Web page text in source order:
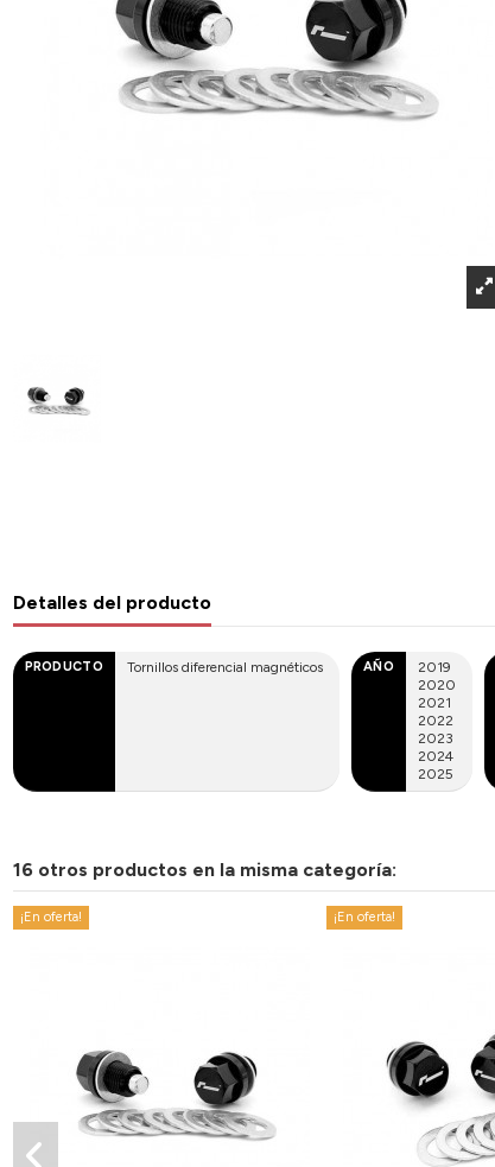
Detalles del producto
PRODUCTO Tornillos diferencial magnéticos AÑO
2019
2020
2021
2022
2023
2024
2025
16 otros productos en la misma categoría:
¡En oferta! ¡En oferta!